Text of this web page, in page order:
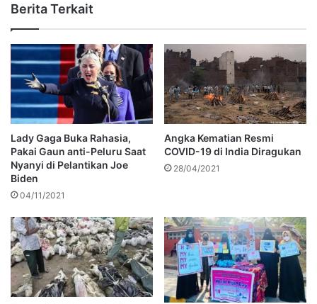
Berita Terkait
Lady Gaga Buka Rahasia,
Pakai Gaun anti-Peluru Saat
Nyanyi di Pelantikan Joe
Biden
04/11/2021
Angka Kematian Resmi
COVID-19 di India Diragukan
28/04/2021